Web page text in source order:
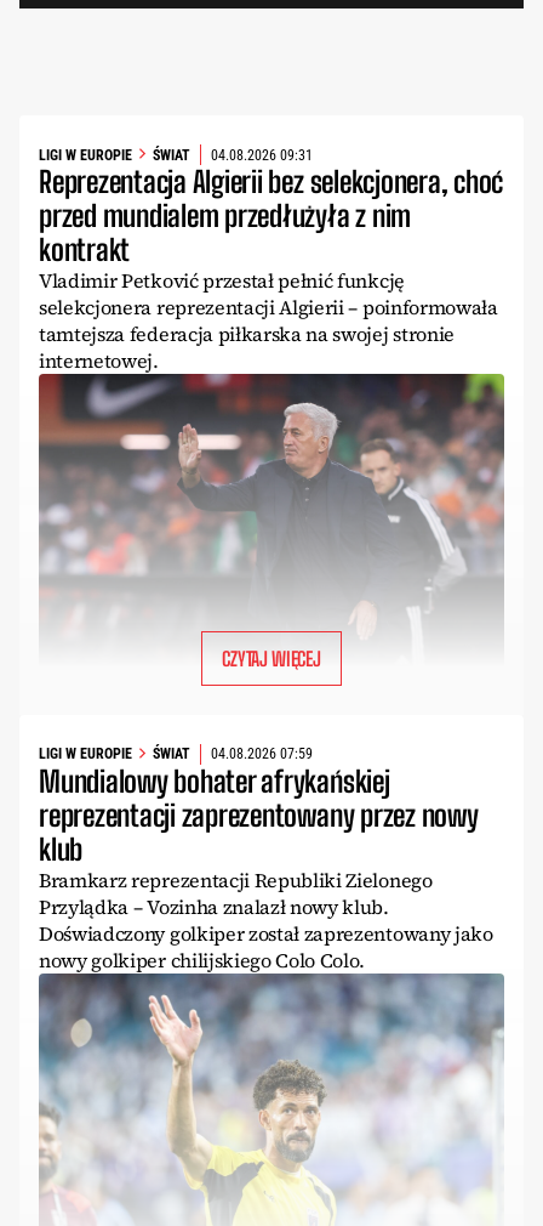
LIGI W EUROPIE ŚWIAT 04.08.2026 09:31
Reprezentacja Algierii bez selekcjonera, choć
przed mundialem przedłużyła z nim
kontrakt
Vladimir Petković przestał pełnić funkcję
selekcjonera reprezentacji Algierii – poinformowała
tamtejsza federacja piłkarska na swojej stronie
internetowej.
CZYTAJ WIĘCEJ
LIGI W EUROPIE ŚWIAT 04.08.2026 07:59
Mundialowy bohater afrykańskiej
reprezentacji zaprezentowany przez nowy
klub
Bramkarz reprezentacji Republiki Zielonego
Przylądka – Vozinha znalazł nowy klub.
Doświadczony golkiper został zaprezentowany jako
nowy golkiper chilijskiego Colo Colo.